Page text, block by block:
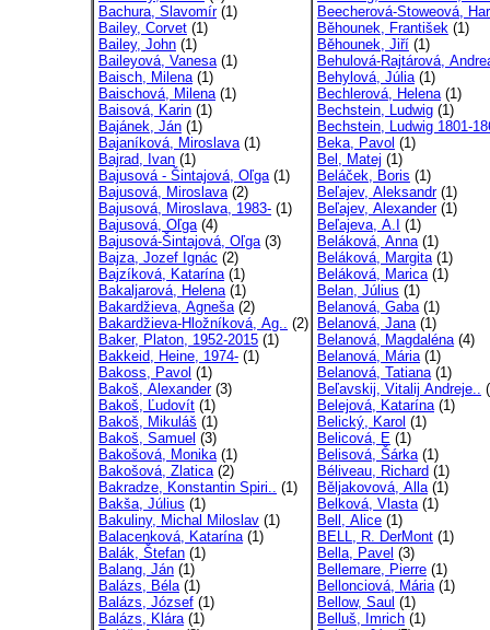
Bachura, Slavomír(1)
Bailey, Corvet (1)
Bailey, John (1)
Baileyová, Vanesa(1)
Baisch, Milena(1)
Baischová, Milena(1)
Baisová, Karin (1)
Bajánek, Ján (1)
Bajaníková, Miroslava(1)
Bajrad, Ivan (1)
Bajusová - Šintajová, Oľga(1)
Bajusová, Miroslava(2)
Bajusová, Miroslava, 1983- (1)
Bajusová, Oľga(4)
Bajusová-Šintajová, Oľga(3)
Bajza, Jozef Ignác (2)
Bajzíková, Katarína(1)
Bakaljarová, Helena(1)
Bakardžieva, Agneša(2)
Bakardžieva-Hložníková, Ag.. (2)
Baker, Platon, 1952-2015 (1)
Bakkeid, Heine, 1974- (1)
Bakoss, Pavol (1)
Bakoš, Alexander(3)
Bakoš, Ľudovít (1)
Bakoš, Mikuláš (1)
Bakoš, Samuel (3)
Bakošová, Monika(1)
Bakošová, Zlatica(2)
Bakradze, Konstantin Spiri.. (1)
Bakša, Július (1)
Bakuliny, Michal Miloslav (1)
Balacenková, Katarína(1)
Balák, Štefan (1)
Balang, Ján (1)
Balázs, Béla(1)
Balázs, József (1)
Balázs, Klára(1)
Beecherová-Stoweová,
Běhounek, František (1)
Běhounek, Jiří (1)
Behulová-Rajtárová,
Behylová, Júlia(1)
Bechlerová, Helena(1)
Bechstein, Ludwig (1)
Bechstein, Ludwig 1801-
Beka, Pavol (1)
Bel, Matej (1)
Beláček, Boris (1)
Beľajev, Aleksandr(1)
Beľajev, Alexander(1)
Beľajeva, A.I (1)
Beláková, Anna(1)
Beláková, Margita(1)
Beláková, Marica(1)
Belan, Július (1)
Belanová, Gaba(1)
Belanová, Jana(1)
Belanová, Magdaléna(4)
Belanová, Mária(1)
Belanová, Tatiana(1)
Beľavskij, Vitalij Andreje..
Belejová, Katarína(1)
Belický, Karol (1)
Belicová, E (1)
Belisová, Šárka(1)
Béliveau, Richard (1)
Běljakovová, Alla(1)
Belková, Vlasta(1)
Bell, Alice (1)
BELL, R. DerMont (1)
Bella, Pavel (3)
Bellemare, Pierre (1)
Bellonciová, Mária(1)
Bellow, Saul (1)
Belluš, Imrich (1)